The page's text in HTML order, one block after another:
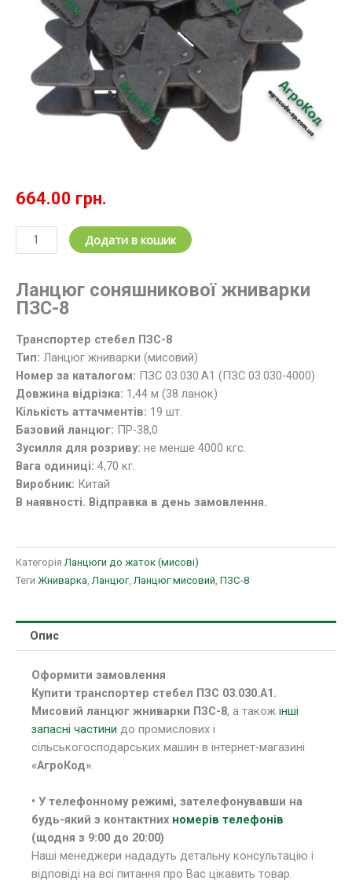
664.00 грн.
Транспортер
стебел
03.030.А1.
Мисовий
жниварки
ПЗС-8
кількість
Додати в кошик
Ланцюг соняшникової жниварки
ПЗС-8
Транспортер стебел ПЗС-8
Тип: Ланцюг жниварки (мисовий)
Номер за каталогом: ПЗС 03.030.А1 (ПЗС 03.030-4000)
Довжина відрізка: 1,44 м (38 ланок)
Кількість аттачментів: 19 шт.
Базовий ланцюг: ПР-38,0
Зусилля для розриву: не менше 4000 кгс.
Вага одиниці: 4,70 кг.
Виробник: Китай
В наявності. Відправка в день замовлення.
Категорія Ланцюги до жаток (мисові)
Теги Жниварка Ланцюг, Ланцюг мисовий ПЗС-8
Опис
Оформити замовлення
Купити транспортер стебел ПЗС 03.030.А1.
Мисовий ланцюг жниварки ПЗС-8, а також інші
запасні частини до промислових і
сільськогосподарських машин в інтернет-магазині
«АгроКод».
• У телефонному режимі, зателефонувавши на
будь-який з контактних номерів телефонів
(щодня з 9:00 до 20:00)
Наші менеджери нададуть детальну консультацію і
відповіді на всі питання про Вас цікавить товар.